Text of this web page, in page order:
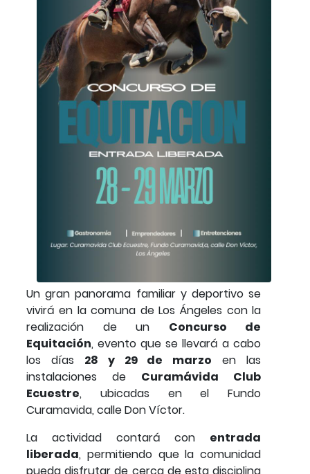
Un gran panorama familiar y deportivo se
vivirá en la comuna de Los Ángeles con la
realización de un Concurso de
Equitación, evento que se llevará a cabo
los días 28 y 29 de marzo en las
instalaciones de Curamávida Club
Ecuestre, ubicadas en el Fundo
Curamavida, calle Don Víctor.
La actividad contará con entrada
liberada, permitiendo que la comunidad
pueda disfrutar de cerca de esta disciplina